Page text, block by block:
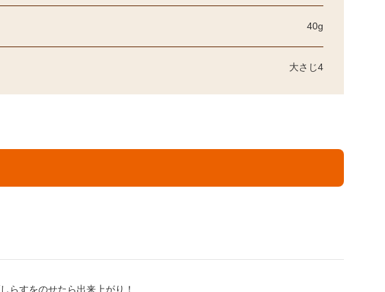
40g
大さじ4
らすをのせたら出来上がり！